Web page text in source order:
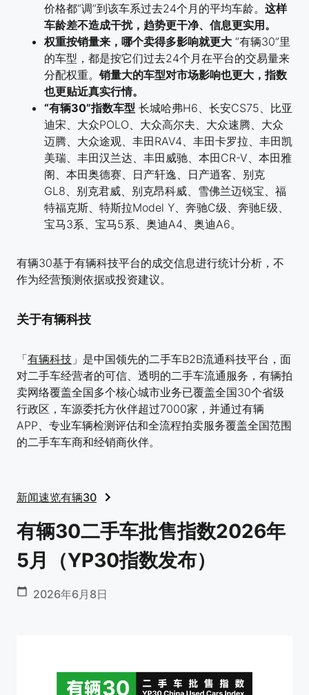
价格都“调”到该车系过去24个月的平均车龄。 这样
车龄差不造成干扰，趋势更干净、信息更实用。
权重按销量来，哪个卖得多影响就更大 “有辆30”里
的车型，都是按它们过去24个月在平台的交易量来
分配权重。销量大的车型对市场影响也更大，指数
也更贴近真实行情。
“有辆30”指数车型 长城哈弗H6、长安CS75、比亚
迪宋、大众POLO、大众高尔夫、大众速腾、大众
迈腾、大众途观、丰田RAV4、丰田卡罗拉、丰田凯
美瑞、丰田汉兰达、丰田威驰、本田CR-V、本田雅
阁、本田奥德赛、日产轩逸、日产逍客、别克
GL8、别克君威、别克昂科威、雪佛兰迈锐宝、福
特福克斯、特斯拉Model Y、奔驰C级、奔驰E级、
宝马3系、宝马5系、奥迪A4、奥迪A6。
有辆30基于有辆科技平台的成交信息进行统计分析，不
作为经营预测依据或投资建议。
关于有辆科技
「有辆科技 」是中国领先的二手车B2B流通科技平台，面
对二手车经营者的可信、透明的二手车流通服务，有辆拍
卖网络覆盖全国多个核心城市业务已覆盖全国30个省级
行政区，车源委托方伙伴超过7000家，并通过有辆
APP、专业车辆检测评估和全流程拍卖服务覆盖全国范围
的二手车车商和经销商伙伴。
新闻速览有辆30
有辆30二手车批售指数2026年
5月（YP30指数发布）
2026年6月8日